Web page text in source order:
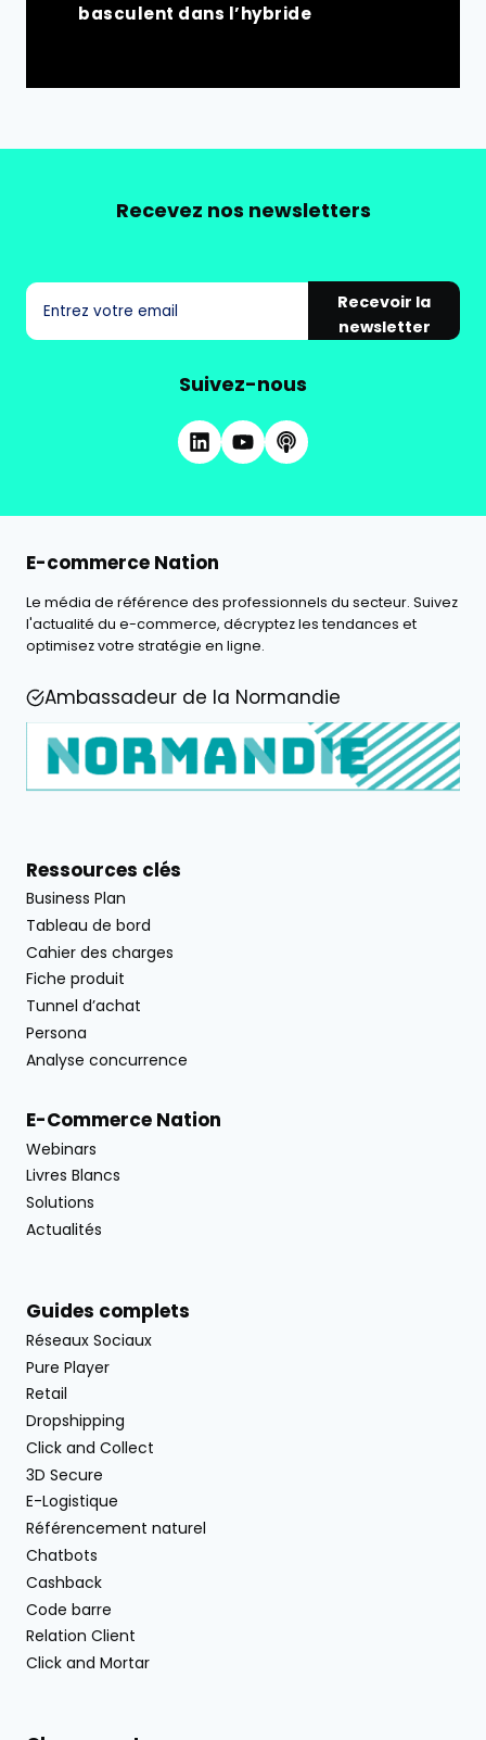
basculent dans l’hybride
Recevez nos newsletters
Recevoir la
newsletter
Suivez-nous
E-commerce Nation
Le média de référence des professionnels du secteur. Suivez
l'actualité du e-commerce, décryptez les tendances et
optimisez votre stratégie en ligne.
Ambassadeur de la Normandie
Ressources clés
Business Plan
Tableau de bord
Cahier des charges
Fiche produit
Tunnel d’achat
Persona
Analyse concurrence
E-Commerce Nation
Webinars
Livres Blancs
Solutions
Actualités
Guides complets
Réseaux Sociaux
Pure Player
Retail
Dropshipping
Click and Collect
3D Secure
E-Logistique
Référencement naturel
Chatbots
Cashback
Code barre
Relation Client
Click and Mortar